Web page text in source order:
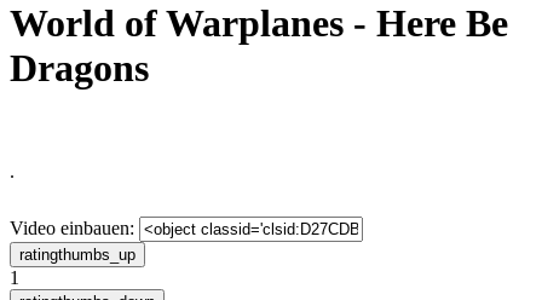
World of Warplanes - Here Be
Dragons
.
Video einbauen:
1